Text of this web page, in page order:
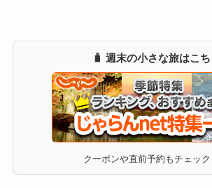
🧳 週末の小さな旅はこ
クーポンや直前予約もチェッ